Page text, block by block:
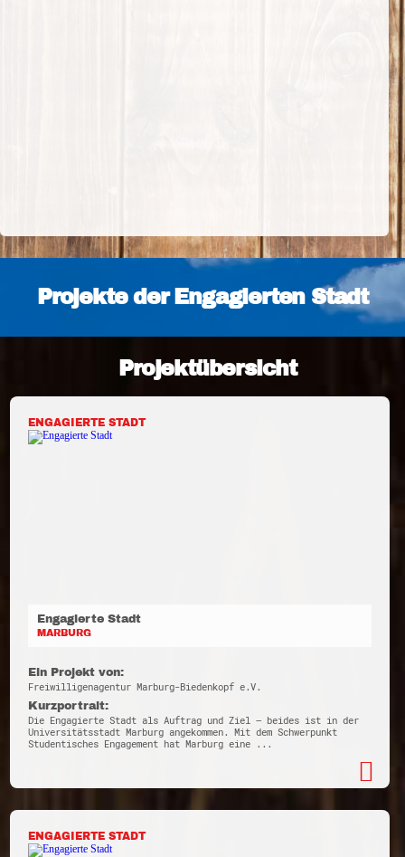
Projekte der Engagierten Stadt
Projektübersicht
ENGAGIERTE STADT
Engagierte Stadt
MARBURG
Ein Projekt von:
Freiwilligenagentur Marburg-Biedenkopf e.V.
Kurzportrait:
Die Engagierte Stadt als Auftrag und Ziel – beides ist in der
Universitätsstadt Marburg angekommen. Mit dem Schwerpunkt
Studentisches Engagement hat Marburg eine ...
ENGAGIERTE STADT